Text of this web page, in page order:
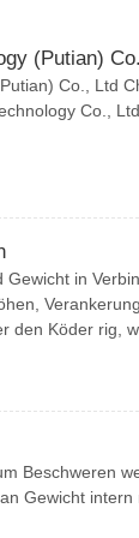
(Putian)
Co., Ltd
Co.,
in
den Köder rig,
Beschweren
Gewicht